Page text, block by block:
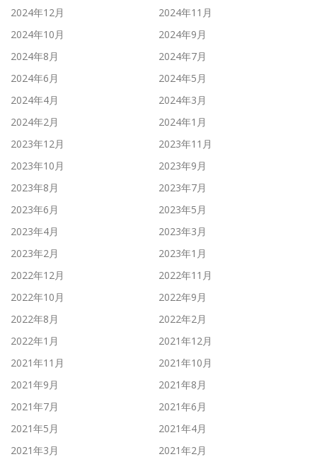
2024年12月
2024年11月
2024年10月
2024年9月
2024年8月
2024年7月
2024年6月
2024年5月
2024年4月
2024年3月
2024年2月
2024年1月
2023年12月
2023年11月
2023年10月
2023年9月
2023年8月
2023年7月
2023年6月
2023年5月
2023年4月
2023年3月
2023年2月
2023年1月
2022年12月
2022年11月
2022年10月
2022年9月
2022年8月
2022年2月
2022年1月
2021年12月
2021年11月
2021年10月
2021年9月
2021年8月
2021年7月
2021年6月
2021年5月
2021年4月
2021年3月
2021年2月